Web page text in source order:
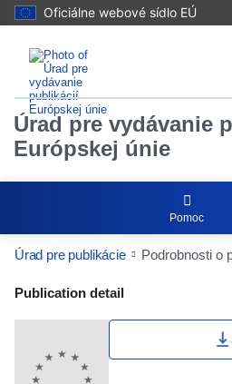
Oficiálne webové sídlo EÚ
Úrad pre vydávanie
Európskej únie
Pomoc
Úrad pre publikácie Podrobnosti o
Publication Detail
Publication detail